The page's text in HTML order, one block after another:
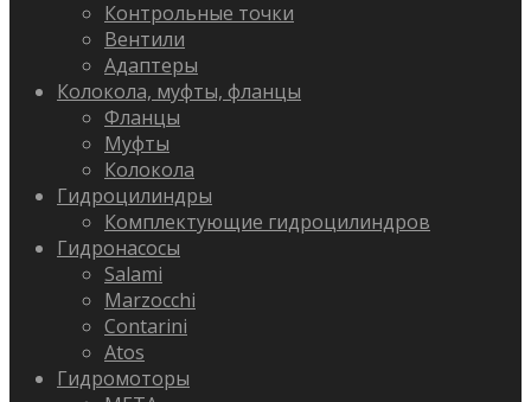
Контрольные точки
Вентили
Адаптеры
Колокола, муфты, фланцы
Фланцы
Муфты
Колокола
Гидроцилиндры
Комплектующие гидроцилиндров
Гидронасосы
Salami
Marzocchi
Contarini
Atos
Гидромоторы